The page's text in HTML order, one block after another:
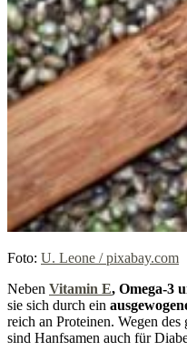
Foto: U. Leone / pixabay.com
Neben Vitamin E, Omega-3
sie sich durch ein
reich an Proteinen. Wegen
sind Hanfsamen auch für